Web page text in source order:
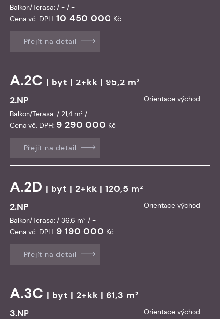
Balkon/Terasa: / - / -
Cena vč. DPH: 10 450 000 Kč
Přejít na detail
A.2C | byt | 2+kk | 95,2 m²
2.NP
Orientace východ
Balkon/Terasa: / 21,4 m² / -
Cena vč. DPH: 9 290 000 Kč
Přejít na detail
A.2D | byt | 2+kk | 120,5 m²
2.NP
Orientace východ
Balkon/Terasa: / 36,6 m² / -
Cena vč. DPH: 9 190 000 Kč
Přejít na detail
A.3C | byt | 2+kk | 61,3 m²
3.NP
Orientace východ